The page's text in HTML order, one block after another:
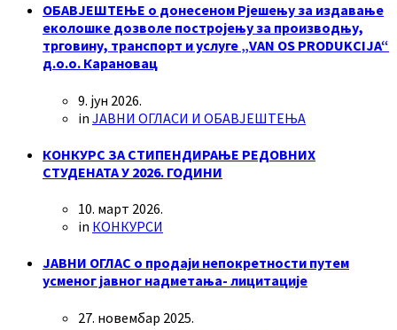
ОБАВЈЕШТЕЊЕ о донесеном Рјешењу за издавање
еколошке дозволе постројењу за производњу,
трговину, транспорт и услуге „VAN OS PRODUKCIJA“
д.о.о. Карановац
9. јун 2026.
in ЈАВНИ ОГЛАСИ И ОБАВЈЕШТЕЊА
КОНКУРС ЗА СТИПЕНДИРАЊЕ РЕДОВНИХ
СТУДЕНАТА У 2026. ГОДИНИ
10. март 2026.
in КОНКУРСИ
ЈАВНИ ОГЛАС о продаји непокретности путем
усменог јавног надметања- лицитације
27. новембар 2025.